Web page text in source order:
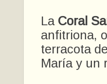
La Coral
anfitriona,
terracota
María y un